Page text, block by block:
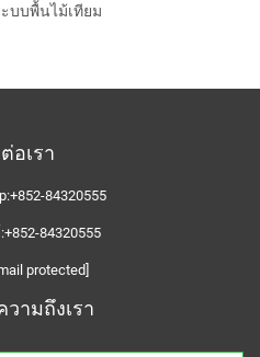
บบพื้นไม้เทียม
อเรา
+852-84320555
+852-84320555
protected]
ามถึงเรา